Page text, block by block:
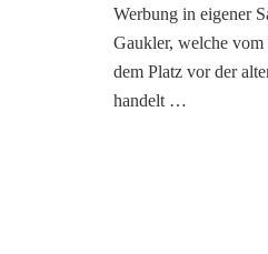
Werbung in eigener
Gaukler, welche
dem Platz vor der
handelt …